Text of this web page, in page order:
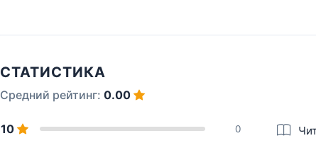
СТАТИСТИКА
Средний рейтинг: 0.00
10 0